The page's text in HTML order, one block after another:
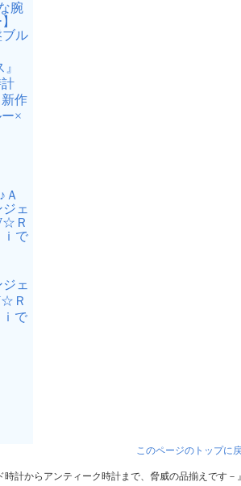
作
×
ェ
Ｒ
で
このページのトップに
時計からアンティーク時計まで、脅威の品揃えです